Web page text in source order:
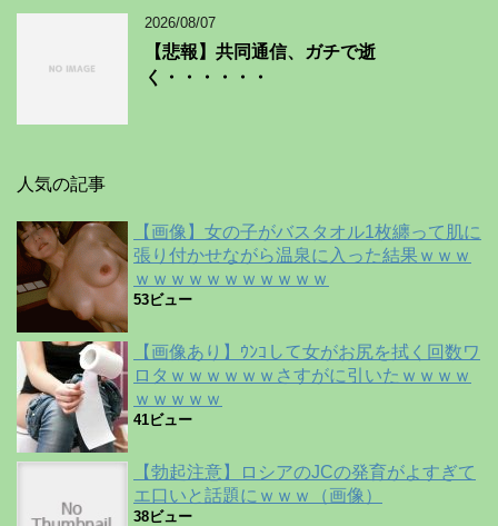
2026/08/07
【悲報】共同通信、ガチで逝
く・・・・・・
人気の記事
【画像】女の子がバスタオル1枚纏って肌に
張り付かせながら温泉に入った結果ｗｗｗ
ｗｗｗｗｗｗｗｗｗｗｗ
53ビュー
【画像あり】ｳﾝｺして女がお尻を拭く回数ワ
ロタｗｗｗｗｗｗさすがに引いたｗｗｗｗ
ｗｗｗｗｗ
41ビュー
【勃起注意】ロシアのJCの発育がよすぎて
エ口いと話題にｗｗｗ（画像）
38ビュー